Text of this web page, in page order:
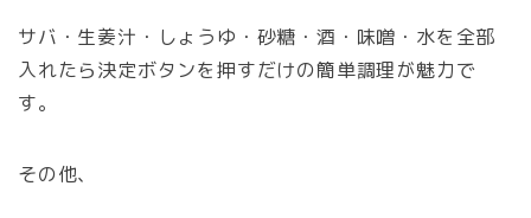
サバ・生姜汁・しょうゆ・砂糖・酒・味噌・水を全部
入れたら決定ボタンを押すだけの簡単調理が魅力で
す。
その他、